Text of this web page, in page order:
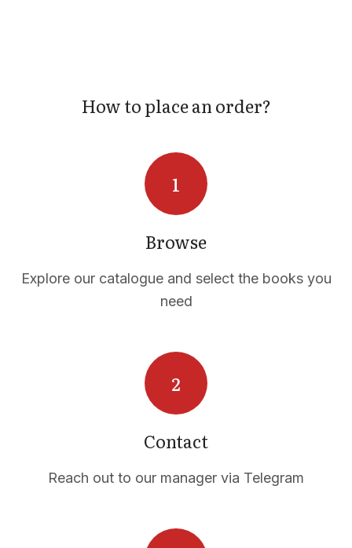
How to place an order?
Browse
Explore our catalogue and select the books you
need
Contact
Reach out to our manager via Telegram